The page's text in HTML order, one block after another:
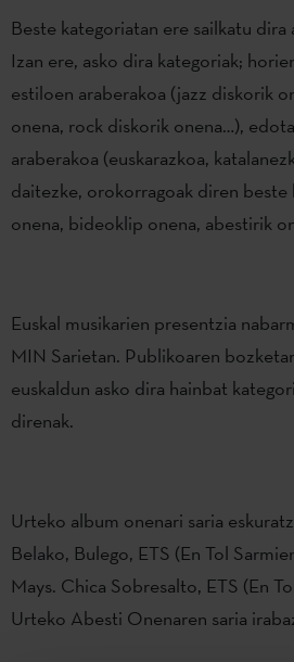
Beste kategoriatan ere sailkatu dira
Izan ere, asko dira kategoriak;
estiloen araberakoa (jazz diskorik
onena, rock diskorik onena…),
araberakoa (euskarazkoa,
daitezke, orokorragoak diren beste
onena, bideoklip onena, abestirik
Euskal musikarien presentzia
MIN Sarietan. Publikoaren
euskaldun asko dira hainbat
direnak.
Urteko album onenari saria
Belako, Bulego, ETS (En Tol
Mays. Chica Sobresalto, ETS (En
Urteko Abesti Onenaren saria